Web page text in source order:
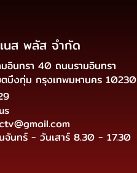
นส พลัส จำกัด
อินทรา 40 ถนนรามอินทรา
บึงกุ่ม กรุงเทพมหานคร 10230
จันทร์ - วันเสาร์ 8.30 - 17.30